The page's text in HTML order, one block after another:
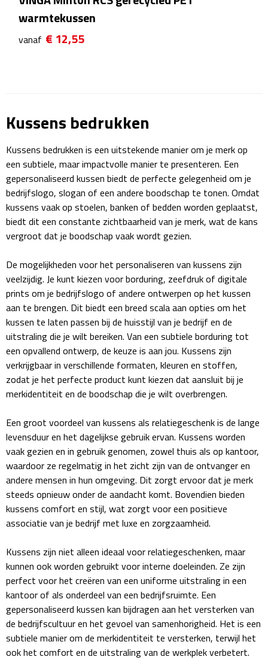
Rijbewijs- & kentekenhoezen
Veiligheidssets
Zonneschermen
Fiets Accessoires
Fietsbellen
Fietstassen
Fiets telefoonhouders
Fietspompen
Fietssloten
Fietsverlichting
Fiets reparatiesets
Drinkwaren
Drinkbekers
Bekers
Bidons
Plastic bekers
Reisbekers
Thermosbekers
Drinkflessen
warmtekussen
vanaf € 12,55
Kussens bedrukken
Kussens bedrukken is een uitstekende manier om je merk op
een subtiele, maar impactvolle manier te presenteren. Een
gepersonaliseerd kussen biedt de perfecte gelegenheid om je
bedrijfslogo, slogan of een andere boodschap te tonen. Omdat
kussens vaak op stoelen, banken of bedden worden geplaatst,
biedt dit een constante zichtbaarheid van je merk, wat de kans
vergroot dat je boodschap vaak wordt gezien.
De mogelijkheden voor het personaliseren van kussens zijn
veelzijdig. Je kunt kiezen voor borduring, zeefdruk of digitale
prints om je bedrijfslogo of andere ontwerpen op het kussen
aan te brengen. Dit biedt een breed scala aan opties om het
kussen te laten passen bij de huisstijl van je bedrijf en de
uitstraling die je wilt bereiken. Van een subtiele borduring tot
een opvallend ontwerp, de keuze is aan jou. Kussens zijn
verkrijgbaar in verschillende formaten, kleuren en stoffen,
zodat je het perfecte product kunt kiezen dat aansluit bij je
merkidentiteit en de boodschap die je wilt overbrengen.
Een groot voordeel van kussens als relatiegeschenk is de lange
levensduur en het dagelijkse gebruik ervan. Kussens worden
vaak gezien en in gebruik genomen, zowel thuis als op kantoor,
waardoor ze regelmatig in het zicht zijn van de ontvanger en
andere mensen in hun omgeving. Dit zorgt ervoor dat je merk
steeds opnieuw onder de aandacht komt. Bovendien bieden
kussens comfort en stijl, wat zorgt voor een positieve
associatie van je bedrijf met luxe en zorgzaamheid.
Kussens zijn niet alleen ideaal voor relatiegeschenken, maar
kunnen ook worden gebruikt voor interne doeleinden. Ze zijn
perfect voor het creëren van een uniforme uitstraling in een
kantoor of als onderdeel van een bedrijfsruimte. Een
gepersonaliseerd kussen kan bijdragen aan het versterken van
de bedrijfscultuur en het gevoel van samenhorigheid. Het is een
subtiele manier om de merkidentiteit te versterken, terwijl het
ook het comfort en de uitstraling van de werkplek verbetert.